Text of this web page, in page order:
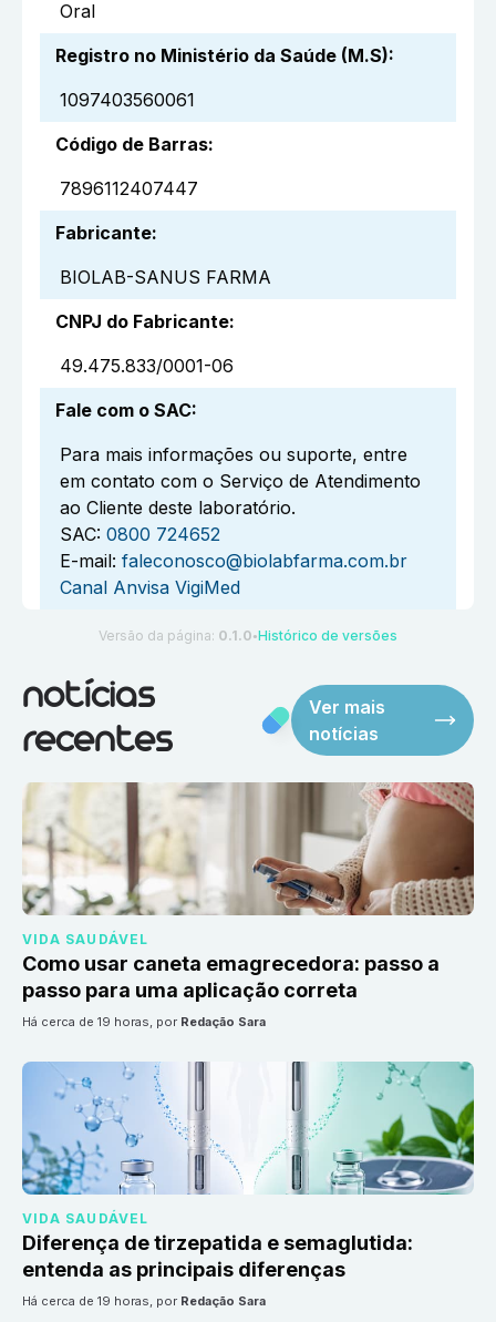
Oral
Registro no Ministério da Saúde (M.S):
1097403560061
Código de Barras:
7896112407447
Fabricante:
BIOLAB-SANUS FARMA
CNPJ do Fabricante:
49.475.833/0001-06
Fale com o SAC:
Para mais informações ou suporte, entre
em contato com o Serviço de Atendimento
ao Cliente deste laboratório.
SAC: 0800 724652
E-mail: faleconosco@biolabfarma.com.br
Canal Anvisa VigiMed
Versão da página: 0.1.0 ●Histórico de versões
notícias
recentes
Ver mais
notícias
VIDA SAUDÁVEL
Como usar caneta emagrecedora: passo a
passo para uma aplicação correta
há cerca de 19 horas, por Redação Sara
VIDA SAUDÁVEL
Diferença de tirzepatida e semaglutida:
entenda as principais diferenças
há cerca de 19 horas, por Redação Sara